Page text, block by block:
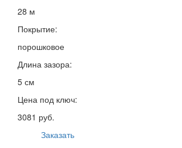
28 м
Покрытие:
порошковое
Длина зазора:
5 см
Цена под ключ:
3081 руб.
Заказать